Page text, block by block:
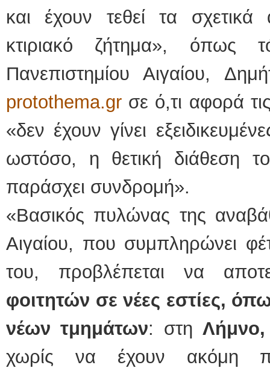
και έχουν τεθεί τα
κτιριακό ζήτημα», όπως
Πανεπιστημίου Αιγαίου,
protothema.gr σε ό,τι αφορά
«δεν έχουν γίνει
ωστόσο, η θετική διάθεση
παράσχει συνδρομή».
«Βασικός πυλώνας της
Αιγαίου, που συμπληρώνει
του, προβλέπεται να
φοιτητών σε νέες εστίες,
νέων τμημάτων: στη
χωρίς να έχουν ακόμη